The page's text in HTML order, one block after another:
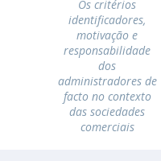
Os critérios
identificadores,
motivação e
responsabilidade
dos
administradores de
facto no contexto
das sociedades
comerciais